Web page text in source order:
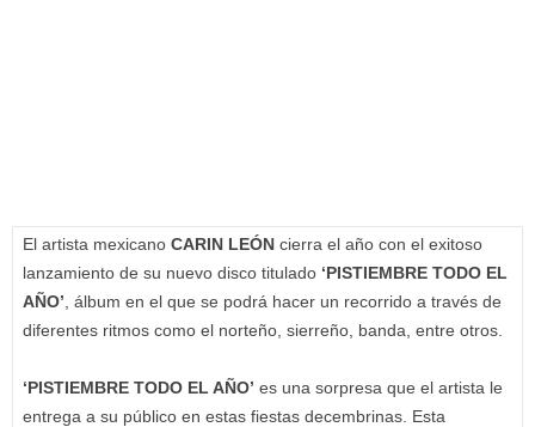
El artista mexicano CARIN LEÓN cierra el año con el exitoso
lanzamiento de su nuevo disco titulado ‘PISTIEMBRE TODO EL
AÑO’ , álbum en el que se podrá hacer un recorrido a través de
diferentes ritmos como el norteño, sierreño, banda, entre otros.
‘PISTIEMBRE TODO EL AÑO’ es una sorpresa que el artista le
entrega a su público en estas fiestas decembrinas. Esta